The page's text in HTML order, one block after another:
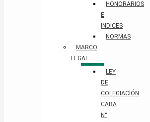
HONORARIOS
E
INDICES
NORMAS
MARCO
LEGAL
LEY
DE
COLEGIACIÓN
CABA
N°